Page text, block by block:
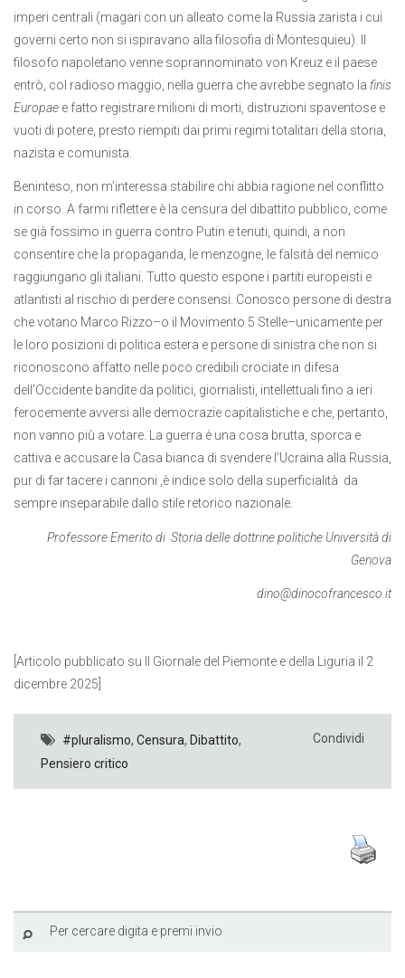
imperi centrali (magari con un alleato come la Russia zarista i cui
governi certo non si ispiravano alla filosofia di Montesquieu). Il
filosofo napoletano venne soprannominato von Kreuz e il paese
entrò, col radioso maggio, nella guerra che avrebbe segnato la finis
Europae e fatto registrare milioni di morti, distruzioni spaventose e
vuoti di potere, presto riempiti dai primi regimi totalitari della storia,
nazista e comunista.
Beninteso, non m’interessa stabilire chi abbia ragione nel conflitto
in corso. A farmi riflettere è la censura del dibattito pubblico, come
se già fossimo in guerra contro Putin e tenuti, quindi, a non
consentire che la propaganda, le menzogne, le falsità del nemico
raggiungano gli italiani. Tutto questo espone i partiti europeisti e
atlantisti al rischio di perdere consensi. Conosco persone di destra
che votano Marco Rizzo–o il Movimento 5 Stelle–unicamente per
le loro posizioni di politica estera e persone di sinistra che non si
riconoscono affatto nelle poco credibili crociate in difesa
dell’Occidente bandite da politici, giornalisti, intellettuali fino a ieri
ferocemente avversi alle democrazie capitalistiche e che, pertanto,
non vanno più a votare. La guerra è una cosa brutta, sporca e
cattiva e accusare la Casa bianca di svendere l’Ucraina alla Russia,
pur di far tacere i cannoni ,è indice solo della superficialità da
sempre inseparabile dallo stile retorico nazionale.
Professore Emerito di Storia delle dottrine politiche Università di
Genova
dino@dinocofrancesco.it
[Articolo pubblicato su Il Giornale del Piemonte e della Liguria il 2
dicembre 2025]
#pluralismo, Censura, Dibattito,
Pensiero critico
Condividi